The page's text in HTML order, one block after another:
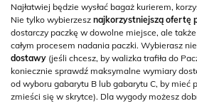
Najłatwiej będzie wysłać bagaż kurierem,
Nie tylko wybierzesz najkorzystniejszą ofertę
dostarczy paczkę w dowolne miejsce, ale
całym procesem nadania paczki. Wybierasz
dostawy (jeśli chcesz, by walizka trafiła do
koniecznie sprawdź maksymalne wymiary
od wyboru gabarytu B lub gabarytu C, by mieć
zmieści się w skrytce). Dla wygody możesz